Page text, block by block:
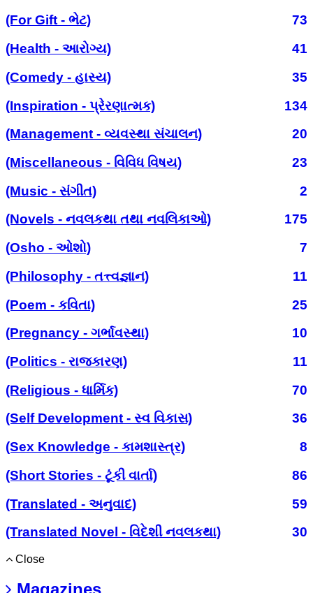
(For Gift - ભેટ)
73
(Health - આરોગ્ય)
41
(Comedy - હાસ્ય)
35
(Inspiration - પ્રેરણાત્મક)
134
(Management - વ્યવસ્થા સંચાલન)
20
(Miscellaneous - વિવિધ વિષય)
23
(Music - સંગીત)
2
(Novels - નવલકથા તથા નવલિકાઓ)
175
(Osho - ઓશો)
7
(Philosophy - તત્ત્વજ્ઞાન)
11
(Poem - કવિતા)
25
(Pregnancy - ગર્ભાવસ્થા)
10
(Politics - રાજકારણ)
11
(Religious - ધાર્મિક)
70
(Self Development - સ્વ વિકાસ)
36
(Sex Knowledge - કામશાસ્ત્ર)
8
(Short Stories - ટૂંકી વાર્તા)
86
(Translated - અનુવાદ)
59
(Translated Novel - વિદેશી નવલકથા)
30
Close
Magazines